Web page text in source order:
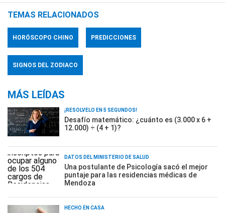
TEMAS RELACIONADOS
HORÓSCOPO CHINO PREDICCIONES
SIGNOS DEL ZODIACO
MÁS LEÍDAS
¡RESOLVELO EN 5 SEGUNDOS!
Desafío matemático: ¿cuánto es (3.000 x 6 +
12.000) ÷ (4 + 1)?
DATOS DEL MINISTERIO DE SALUD
Una postulante de Psicología sacó el mejor
puntaje para las residencias médicas de
Mendoza
HECHO EN CASA